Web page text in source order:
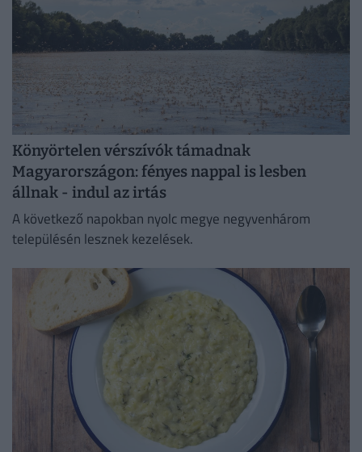
Könyörtelen vérszívók támadnak
Magyarországon: fényes nappal is lesben
állnak - indul az irtás
A következő napokban nyolc megye negyvenhárom
településén lesznek kezelések.